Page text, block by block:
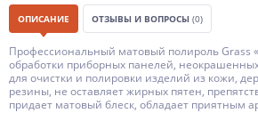
ОПИСАНИЕ ОТЗЫВЫ И ВОПРОСЫ (0)
Профессиональный матовый полироль Grass
обработки приборных панелей,
для очистки и полировки изделий из кожи,
резины, не оставляет жирных пятен,
придает матовый блеск, обладает приятным